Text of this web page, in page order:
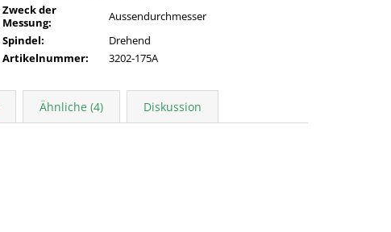
Zweck der
Messung:
Aussendurchmesser
Spindel:
Drehend
Artikelnummer: 3202-175A
Ähnliche (4) Diskussion